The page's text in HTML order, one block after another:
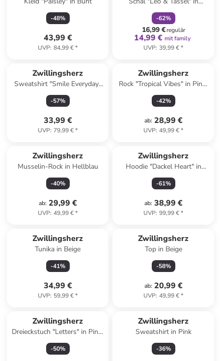
-48%
43,99 €
UVP: 84,99 €*
Hellbraun - (L)224 x (B)42 cm
-62%
16,99 €regulär
14,99 € mit family
UVP: 39,99 €*
Zwillingsherz
Sweatshirt "Smile Everyday"
in Hellblau
-57%
33,99 €
UVP: 79,99 €*
Zwillingsherz
Rock "Tropical Vibes" in Pink/
Orange
-42%
ab: 28,99 €
UVP: 49,99 €*
Zwillingsherz
Musselin-Rock in Hellblau
-40%
ab: 29,99 €
UVP: 49,99 €*
Zwillingsherz
Hoodie "Dackel Heart" in
Beige
-61%
ab: 38,99 €
UVP: 99,99 €*
Zwillingsherz
Tunika in Beige
-41%
34,99 €
UVP: 59,99 €*
Zwillingsherz
Top in Beige
-58%
ab: 20,99 €
UVP: 49,99 €*
Zwillingsherz
Dreieckstuch "Letters" in Pink/
Bunt - (L)138 x (B)68 cm
-50%
Zwillingsherz
Sweatshirt in Pink
-36%